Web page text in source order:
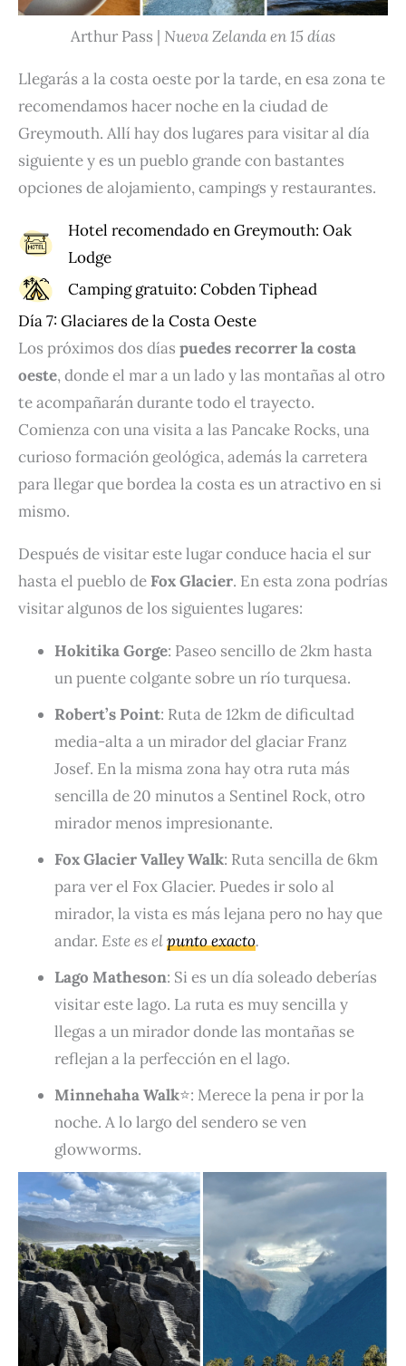
Arthur Pass | Nueva Zelanda en 15 días
Llegarás a la costa oeste por la tarde, en esa zona te
recomendamos hacer noche en la ciudad de
Greymouth. Allí hay dos lugares para visitar al día
siguiente y es un pueblo grande con bastantes
opciones de alojamiento, campings y restaurantes.
Hotel recomendado en Greymouth: Oak
Lodge
Camping gratuito: Cobden Tiphead
Día 7: Glaciares de la Costa Oeste
Los próximos dos días puedes recorrer la costa
oeste, donde el mar a un lado y las montañas al otro
te acompañarán durante todo el trayecto.
Comienza con una visita a las Pancake Rocks, una
curioso formación geológica, además la carretera
para llegar que bordea la costa es un atractivo en si
mismo.
Después de visitar este lugar conduce hacia el sur
hasta el pueblo de Fox Glacier. En esta zona podrías
visitar algunos de los siguientes lugares:
Hokitika Gorge: Paseo sencillo de 2km hasta
un puente colgante sobre un río turquesa.
Robert’s Point: Ruta de 12km de dificultad
media-alta a un mirador del glaciar Franz
Josef. En la misma zona hay otra ruta más
sencilla de 20 minutos a Sentinel Rock, otro
mirador menos impresionante.
Fox Glacier Valley Walk: Ruta sencilla de 6km
para ver el Fox Glacier. Puedes ir solo al
mirador, la vista es más lejana pero no hay que
andar. Este es elpunto exacto.
Lago Matheson: Si es un día soleado deberías
visitar este lago. La ruta es muy sencilla y
llegas a un mirador donde las montañas se
reflejan a la perfección en el lago.
Minnehaha Walk⭐: Merece la pena ir por la
noche. A lo largo del sendero se ven
glowworms.